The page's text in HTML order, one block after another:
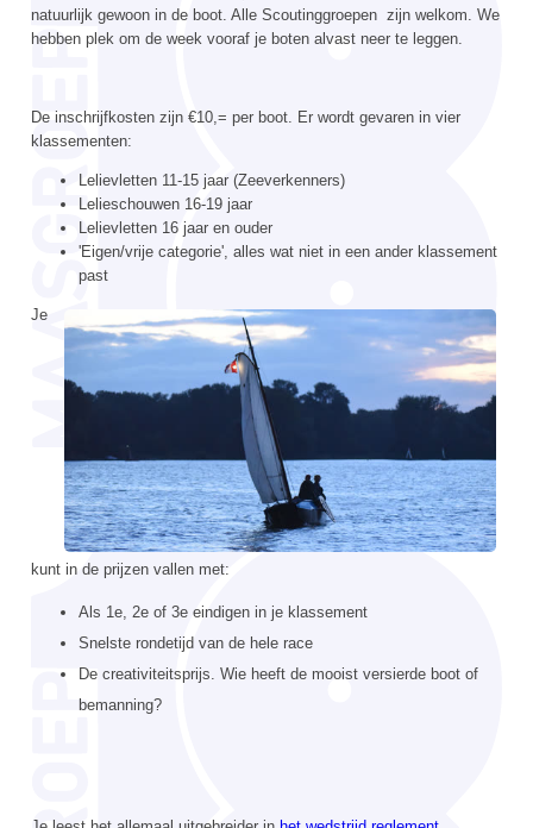
natuurlijk gewoon in de boot. Alle Scoutinggroepen zijn welkom. We
hebben plek om de week vooraf je boten alvast neer te leggen.
De inschrijfkosten zijn €10,= per boot. Er wordt gevaren in vier
klassementen:
Lelievletten 11-15 jaar (Zeeverkenners)
Lelieschouwen 16-19 jaar
Lelievletten 16 jaar en ouder
'Eigen/vrije categorie', alles wat niet in een ander klassement
past
Je
kunt in de prijzen vallen met:
Als 1e, 2e of 3e eindigen in je klassement
Snelste rondetijd van de hele race
De creativiteitsprijs. Wie heeft de mooist versierde boot of
bemanning?